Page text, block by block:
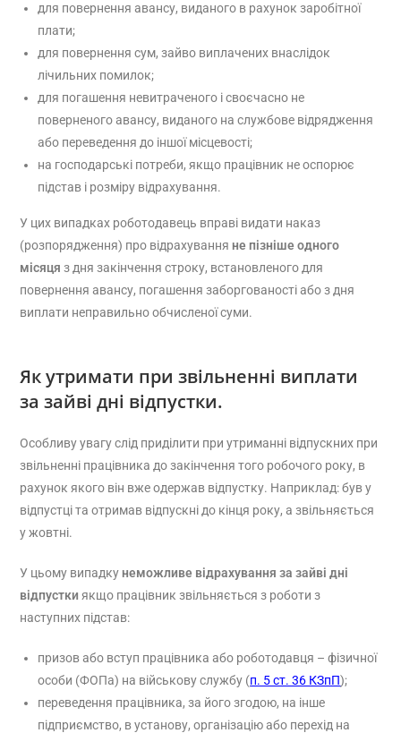
для повернення авансу, виданого в рахунок заробітної
плати;
для повернення сум, зайво виплачених внаслідок
лічильних помилок;
для погашення невитраченого і своєчасно не
поверненого авансу, виданого на службове відрядження
або переведення до іншої місцевості;
на господарські потреби, якщо працівник не оспорює
підстав і розміру відрахування.
У цих випадках роботодавець вправі видати наказ
(розпорядження) про відрахування не пізніше одного
місяця з дня закінчення строку, встановленого для
повернення авансу, погашення заборгованості або з дня
виплати неправильно обчисленої суми.
Як утримати при звільненні виплати
за зайві дні відпустки.
Особливу увагу слід приділити при утриманні відпускних при
звільненні працівника до закінчення того робочого року, в
рахунок якого він вже одержав відпустку. Наприклад: був у
відпустці та отримав відпускні до кінця року, а звільняється
у жовтні.
У цьому випадку неможливе відрахування за зайві дні
відпустки якщо працівник звільняється з роботи з
наступних підстав:
призов або вступ працівника або роботодавця – фізичної
особи (ФОПа) на військову службу (п. 5 ст. 36 КЗпП);
переведення працівника, за його згодою, на інше
підприємство, в установу, організацію або перехід на